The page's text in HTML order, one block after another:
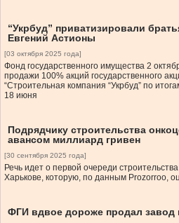
“Укрбуд” приватизировали
Евгений Астионы
[03 октября 2025 года]
Фонд государственного имущества 2
продажи 100% акций государственного
“Строительная компания “Укрбуд” по
18 июня
Подрядчику строительства
авансом миллиард гривен
[30 сентября 2025 года]
Речь идет о первой очереди
Харькове, которую, по данным Prozorroо,
ФГИ вдвое дороже продал завод